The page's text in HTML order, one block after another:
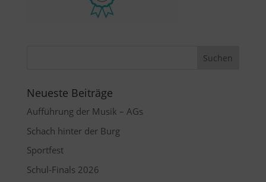
Neueste Beiträge
Aufführung der Musik – AGs
Schach hinter der Burg
Sportfest
Schul-Finals 2026